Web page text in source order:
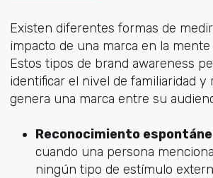
Existen diferentes formas de
impacto de una marca en la
Estos tipos de brand awareness
identificar el nivel de familiaridad y
genera una marca entre su
Reconocimiento
cuando una persona
ningún tipo de estímulo